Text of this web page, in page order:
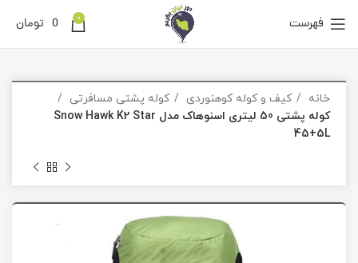
فهرست 0
0 تومان
خانه کیف و کوله کوهنوردی
کوله پشتی مسافرتی
کوله پشتی 50 لیتری اسنوهاک مدل Snow Hawk K2 Star
45+5L